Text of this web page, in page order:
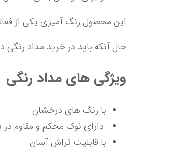
این محصول رنگ آمیزی یکی از فعالیت‌های محبوب کودکان بوده که موجب افزایش استعداد و همچنین پرورش
حال آنکه باید در خرید مداد
ویژگی های مداد رنگی
با رنگ‌ های درخشان
دارای نوک محکم و مقاوم
با قابلیت تراش آسان